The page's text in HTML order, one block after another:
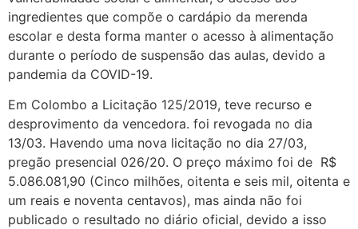
ingredientes que compõe o cardápio da merenda
escolar e desta forma manter o acesso à alimentação
durante o período de suspensão das aulas, devido a
pandemia da COVID-19.
Em Colombo a Licitação 125/2019, teve recurso e
desprovimento da vencedora. foi revogada no dia
13/03. Havendo uma nova licitação no dia 27/03,
pregão presencial 026/20. O preço máximo foi de R$
5.086.081,90 (Cinco milhões, oitenta e seis mil, oitenta e
um reais e noventa centavos), mas ainda não foi
publicado o resultado no diário oficial, devido a isso